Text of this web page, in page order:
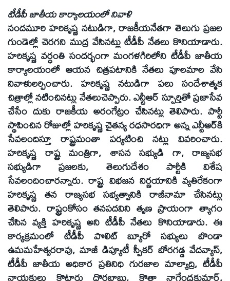
టీడీపీ జాతీయ కార్యాలయంలో నివాళి
నందమూరి హరికృష్ణ నటుడిగా, రాజకీయనేతగా తెలుగు ప్రజల
గుండెల్లో చెరగని ముద్ర వేసినట్లు టీడీపీ నేతలు కొనియాడారు.
హరికృష్ణ వర్ధంతి సందర్భంగా మంగళగిరిలోని టీడీపీ జాతీయ
కార్యాలయంలో ఆయన చిత్రపటానికి నేతలు పూలమాల వేసి
నివాళులర్పించారు. హరికృష్ణ నటుడిగా పలు సందేశాత్మక
చిత్రాల్లో నటించినట్లు నేతలుచెప్పారు. ఎన్టీఆర్‌ స్పూర్తితో ప్రజాసేవ
చేసేం దుకు రాజకీయ అరంగేట్రం చేసినట్లు తెలిపారు. పార్టీ
స్థాపించిన రోజుల్లో హరికృష్ణ చైతన్య రధసారధిగా అన్న ఎన్టీఆర్‌కి
సేవలందిస్తూ రాష్ట్రమంతా పర్యటించి నట్లు వివరించారు.
హరికృష్ణ రాష్ట్ర మంత్రిగా, శాసన సభ్యుడి గా, రాజ్యసభ
సభ్యుడిగా ప్రజలకు, తెలుగుదేశం పార్టీకి విశేష
సేవలందించారన్నారు. రాష్ట్ర విభజన నిర్ణయానికి వ్యతిరేకంగా
హరికృష్ణ తన రాజ్యసభ సభ్యత్వానికి రాజీనామా చేసినట్లు
తెలిపారు. రాష్ట్రంకోసం తనపదవిని తృణ ప్రాయంగా త్యాగం
చేసిన వ్యక్తి హరికృష్ణ అని టీడీపీ నేతలు కొనియాడారు. ఈ
కార్యక్రమంలో టీడీపీ పొలిట్‌ బ్యూరో సభ్యులు బొండా
ఉమమహేశ్వరరావు, మాజీ డిప్యూటీ స్పీకర్‌ బోరగడ్డ వేదవ్యాస్‌,
టీడీపీ జాతీయ అధికార ప్రతినిధి గురజాల మాల్యాద్రి, టీడీపీ